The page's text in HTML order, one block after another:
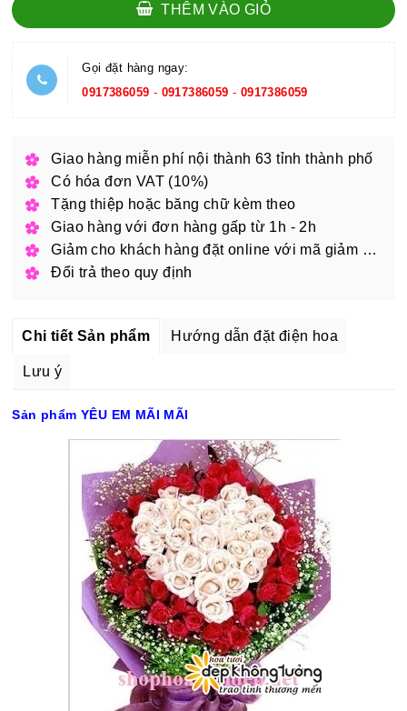
THÊM VÀO GIỎ
Gọi đặt hàng ngay:
0917386059 - 0917386059 - 0917386059
Giao hàng miễn phí nội thành 63 tỉnh thành phố
Có hóa đơn VAT (10%)
Tặng thiệp hoặc băng chữ kèm theo
Giao hàng với đơn hàng gấp từ 1h - 2h
Giảm cho khách hàng đặt online với mã giảm giá
Đổi trả theo quy định
Chi tiết Sản phẩm Hướng dẫn đặt điện hoa
Lưu ý
Sản phẩm YÊU EM MÃI MÃI